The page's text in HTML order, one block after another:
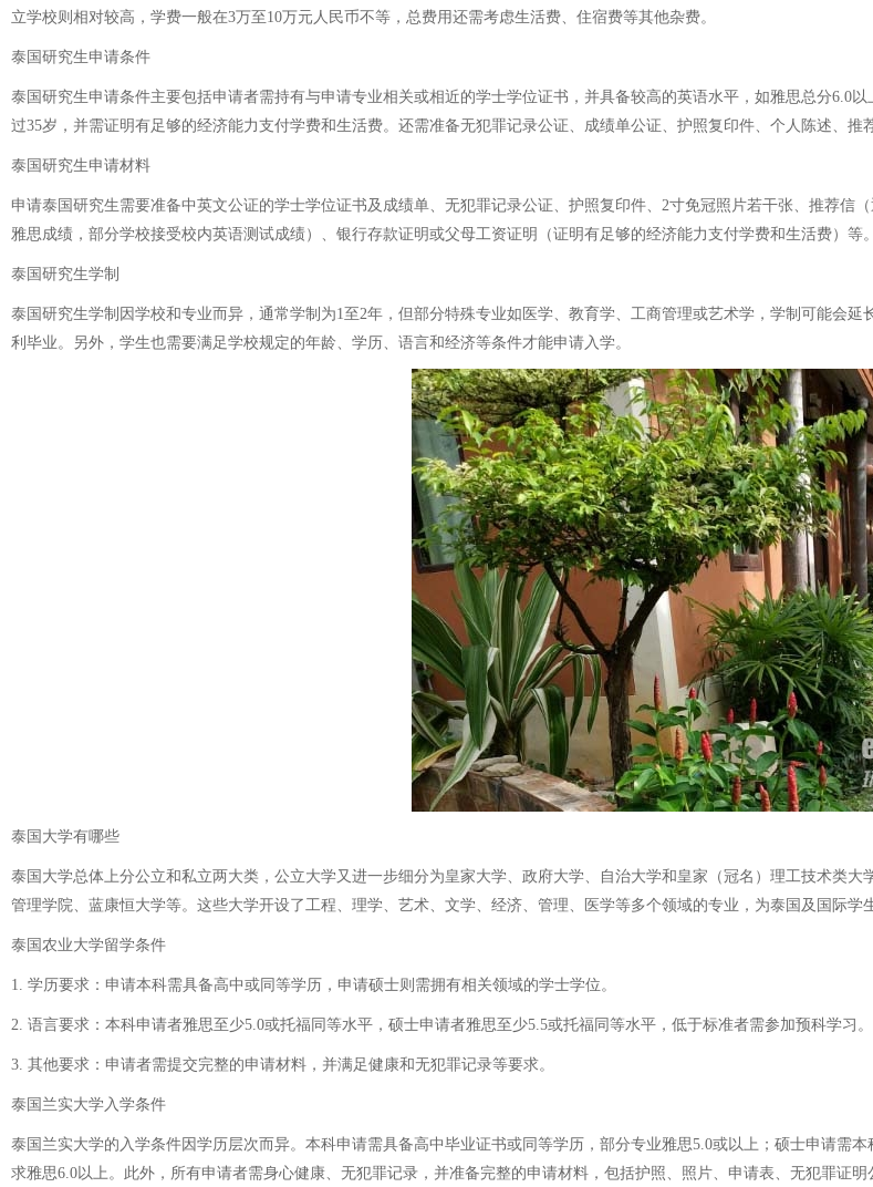
立学校则相对较高，学费一般在3万至10万元人民币不等，总费用还需考虑生活费、住宿费等其他杂费。
泰国研究生申请条件
泰国研究生申请条件主要包括申请者需持有与申请专业相关或相近的学士学位证书，并具备较高的英语水平，如雅思总分6.0
过35岁，并需证明有足够的经济能力支付学费和生活费。还需准备无犯罪记录公证、成绩单公证、护照复印件、个人陈述、推
泰国研究生申请材料
申请泰国研究生需要准备中英文公证的学士学位证书及成绩单、无犯罪记录公证、护照复印件、2寸免冠照片若干张、推荐
雅思成绩，部分学校接受校内英语测试成绩）、银行存款证明或父母工资证明（证明有足够的经济能力支付学费和生活费）等。
泰国研究生学制
泰国研究生学制因学校和专业而异，通常学制为1至2年，但部分特殊专业如医学、教育学、工商管理或艺术学，学制可能会
利毕业。另外，学生也需要满足学校规定的年龄、学历、语言和经济等条件才能申请入学。
泰国大学有哪些
泰国大学总体上分公立和私立两大类，公立大学又进一步细分为皇家大学、政府大学、自治大学和皇家（冠名）理工技术类
管理学院、蓝康恒大学等。这些大学开设了工程、理学、艺术、文学、经济、管理、医学等多个领域的专业，为泰国及国际学
泰国农业大学留学条件
1. 学历要求：申请本科需具备高中或同等学历，申请硕士则需拥有相关领域的学士学位。
2. 语言要求：本科申请者雅思至少5.0或托福同等水平，硕士申请者雅思至少5.5或托福同等水平，低于标准者需参加预科学习。
3. 其他要求：申请者需提交完整的申请材料，并满足健康和无犯罪记录等要求。
泰国兰实大学入学条件
泰国兰实大学的入学条件因学历层次而异。本科申请需具备高中毕业证书或同等学历，部分专业雅思5.0或以上；硕士申请需
求雅思6.0以上。此外，所有申请者需身心健康、无犯罪记录，并准备完整的申请材料，包括护照、照片、申请表、无犯罪证明